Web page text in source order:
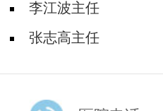
李江波主任
张志高主任